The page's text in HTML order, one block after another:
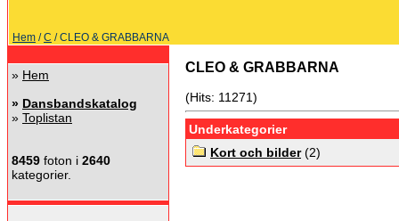
Hem /C / CLEO & GRABBARNA
» Hem
» Dansbandskatalog
» Toplistan
8459 foton i 2640
kategorier.
CLEO & GRABBARNA
(Hits: 11271)
Underkategorier
Kort och bilder(2)